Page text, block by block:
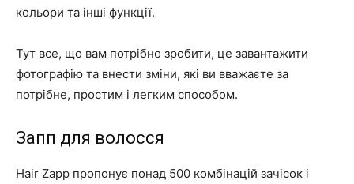
кольори та інші функції.
Тут все, що вам потрібно зробити, це завантажити
фотографію та внести зміни, які ви вважаєте за
потрібне, простим і легким способом.
Запп для волосся
Hair Zapp пропонує понад 500 комбінацій зачісок і